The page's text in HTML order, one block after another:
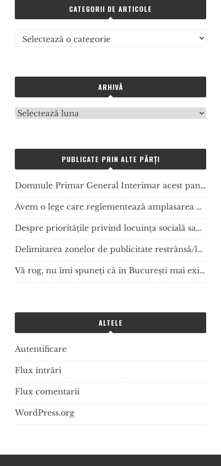
CATEGORII DE ARTICOLE
Categorii
ARHIVĂ
Arhivă
PUBLICATE PRIN ALTE PĂRȚI
Domnule Primar General Interimar acest panou de publicitate este ilegal? Dacă este adevărat, cine plateste?…
Avem o lege care reglementează amplasarea mijloacelor de publicitate, dar care nu se aplică! Cum procedăm?
Despre priorităţile privind locuinţa socială sau Ziua în care am aflat (din nou) că mai sunt mulţi oameni vulnerabili care au nevoie de locuinţe decente în România
Delimitarea zonelor de publicitate restrânsă/lărgită şi amplasare a mijloacelor de publicitate în România – elemente normative și tehnice geo-spaţiale de planificare urbană
Vă rog, nu îmi spuneți că în București mai există autoritate publică! Am întrebat la PMB și ISC care mi-au confirmat asta…
ALTELE
Autentificare
Flux intrări
Flux comentarii
WordPress.org